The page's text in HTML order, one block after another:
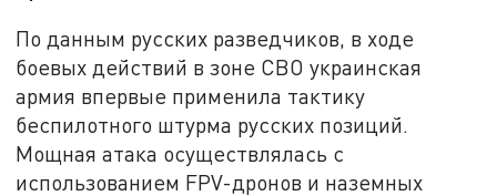
По данным русских разведчиков, в ходе
боевых действий в зоне СВО украинская
армия впервые применила тактику
беспилотного штурма русских позиций.
Мощная атака осуществлялась с
использованием FPV-дронов и наземных